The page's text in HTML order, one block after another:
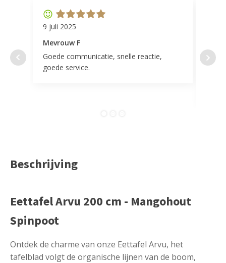
9 juli 2025
Mevrouw F
Goede communicatie, snelle reactie,
goede service.
door
Beschrijving
Eettafel Arvu 200 cm - Mangohout
Spinpoot
Ontdek de charme van onze Eettafel Arvu, het
tafelblad volgt de organische lijnen van de boom,